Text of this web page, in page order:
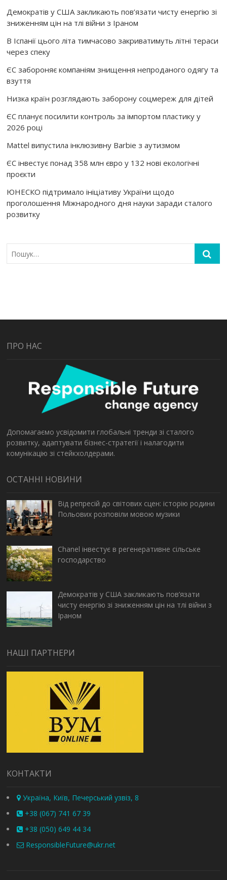
Демократів у США закликають пов’язати чисту енергію зі
зниженням цін на тлі війни з Іраном
В Іспанії цього літа тимчасово закриватимуть літні тераси
через спеку
ЄС забороняє компаніям знищення непроданого одягу та
взуття
Низка країн розглядають заборону соцмереж для дітей
ЄС планує посилити контроль за імпортом пластику у
2026 році
Mattel випустила інклюзивну Barbie з аутизмом
ЄС інвестує понад 358 млн євро у 132 нові екологічні
проєкти
ЮНЕСКО підтримало ініціативу України щодо
проголошення Міжнародного дня науки заради сталого
розвитку
ПРО НАС
Допомагаємо усвідомити глобальні тренди зі сталого
розвитку, адаптувати бізнес-стратегії і налагодити
комунікацію зі стейкхолдерами.
ОСТАННІ НОВИНИ
Від репресій до світових сцен: історію родини
Польових розповіли мовою музики
Chanel інвестує в регенеративне сільське
господарство
Демократів у США закликають пов’язати
чисту енергію зі зниженням цін на тлі війни з
Іраном
НАШІ ПАРТНЕРИ
КОНТАКТИ
Україна, Київ, Печерський узвіз, 8
+38 (067) 741 67 39
+38 (050) 649 44 34
ResponsibleFuture@ukr.net